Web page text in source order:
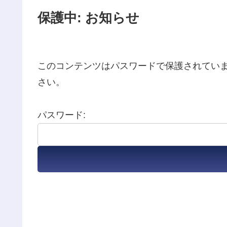
保護中: お知らせ
このコンテンツはパスワードで保護されてい
さい。
パスワード: